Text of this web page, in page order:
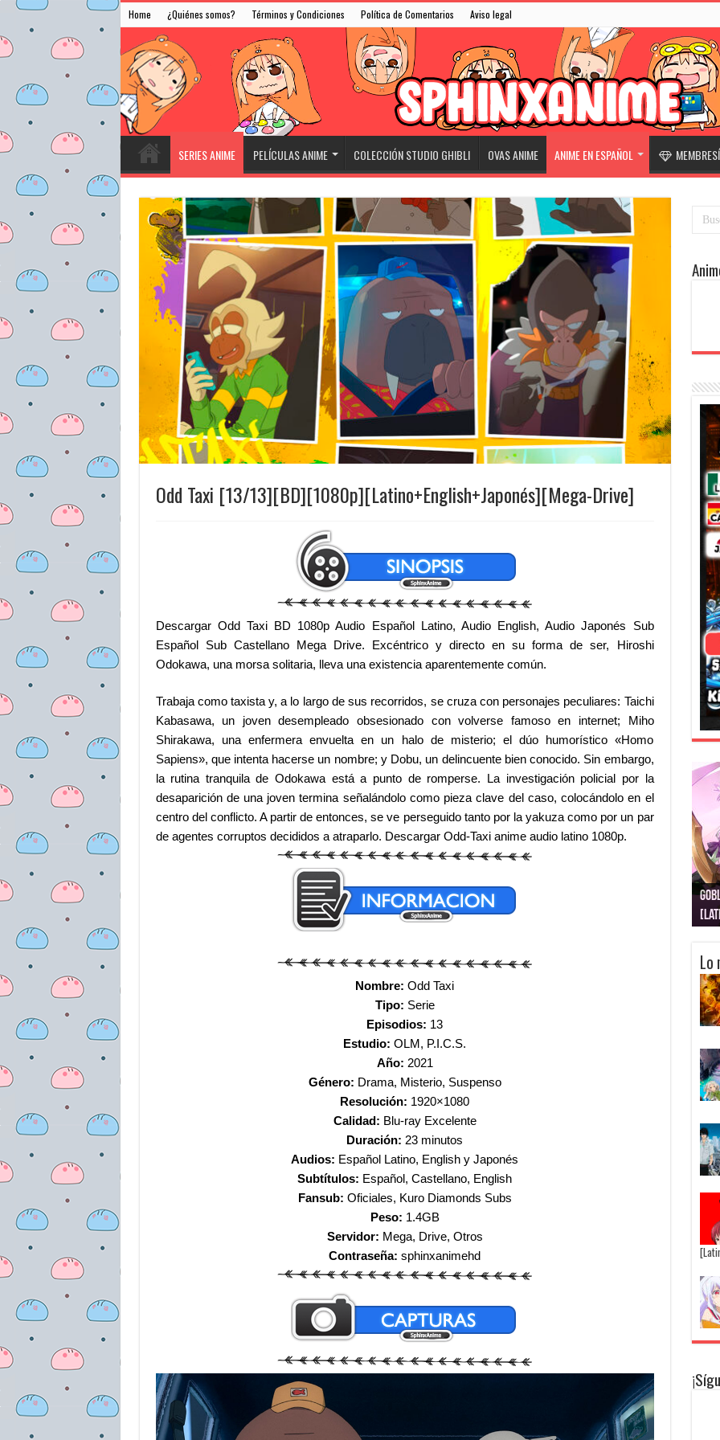
Home ¿Quiénes somos? Términos y Condiciones Política de Comentarios Aviso legal
SERIES ANIME PELÍCULAS ANIME COLECCIÓN STUDIO GHIBLI OVAS ANIME ANIME EN ESPAÑOL
Odd Taxi [13/13][BD][1080p][Latino+English+Japonés][Mega-Drive]
Descargar Odd Taxi BD 1080p Audio Español Latino, Audio English, Audio Japonés Sub
Español Sub Castellano Mega Drive. Excéntrico y directo en su forma de ser, Hiroshi
Odokawa, una morsa solitaria, lleva una existencia aparentemente común.
Trabaja como taxista y, a lo largo de sus recorridos, se cruza con personajes peculiares: Taichi
Kabasawa, un joven desempleado obsesionado con volverse famoso en internet; Miho
Shirakawa, una enfermera envuelta en un halo de misterio; el dúo humorístico «Homo
Sapiens», que intenta hacerse un nombre; y Dobu, un delincuente bien conocido. Sin embargo,
la rutina tranquila de Odokawa está a punto de romperse. La investigación policial por la
desaparición de una joven termina señalándolo como pieza clave del caso, colocándolo en el
centro del conflicto. A partir de entonces, se ve perseguido tanto por la yakuza como por un par
de agentes corruptos decididos a atraparlo. Descargar Odd-Taxi anime audio latino 1080p.
Nombre: Odd Taxi
Tipo: Serie
Episodios: 13
Estudio: OLM, P.I.C.S.
Año: 2021
Género: Drama, Misterio, Suspenso
Resolución: 1920×1080
Calidad: Blu-ray Excelente
Duración: 23 minutos
Audios: Español Latino, English y Japonés
Subtítulos: Español, Castellano, English
Fansub: Oficiales, Kuro Diamonds Subs
Peso: 1.4GB
Servidor: Mega, Drive, Otros
Contraseña: sphinxanimehd
Lo